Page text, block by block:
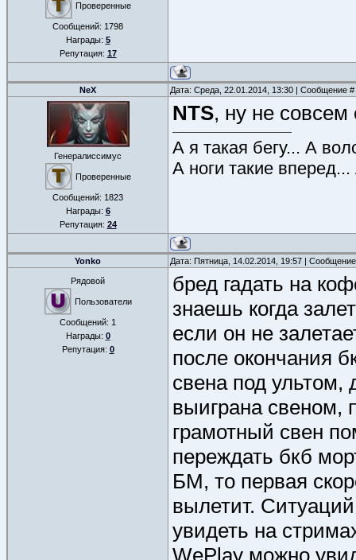
Проверенные
Сообщений: 1798
Награды: 5
Репутация: 17
NeX Дата: Среда, 22.01.2014, 13:30 | Сообщение #
Генералиссимус
Проверенные
Сообщений: 1823
Награды: 6
Репутация: 24
NTS, ну не
А я такая бегу... А
А ноги такие
Yonko Дата: Пятница, 14.02.2014, 19:57 |
Рядовой
Пользователи
Сообщений: 1
Награды: 0
Репутация: 0
бред гадать на
знаешь когда
если он не
после окончания
свена под ультом,
выиграна свеном,
грамотный свен
переждать бкб
БМ, то первая
вылетит.
увидеть на
WePlay можно